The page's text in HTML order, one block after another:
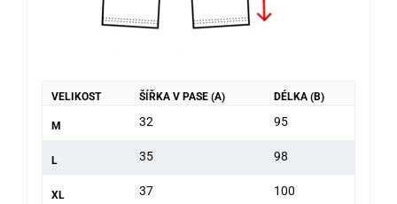
VELIKOST ŠÍŘKA V PASE (A) DÉLKA (B)
M 32 95
L 35 98
XL 37 100